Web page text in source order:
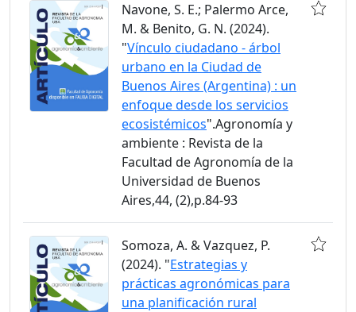
Navone, S. E.; Palermo Arce,
M. & Benito, G. N. (2024).
"Vínculo ciudadano - árbol
urbano en la Ciudad de
Buenos Aires (Argentina) : un
enfoque desde los servicios
ecosistémicos".Agronomía y
ambiente : Revista de la
Facultad de Agronomía de la
Universidad de Buenos
Aires,44, (2),p.84-93
Somoza, A. & Vazquez, P.
(2024). "Estrategias y
prácticas agronómicas para
una planificación rural